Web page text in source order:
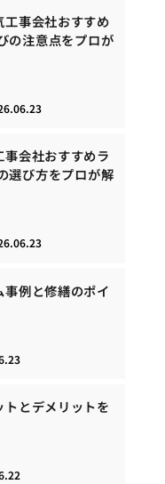
事会社おすすめ
の注意点をプロが
会社おすすめラ
選び方をプロが解
例と修繕のポイ
とデメリットを